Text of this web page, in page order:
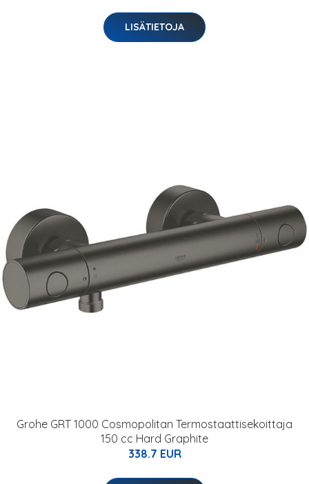
LISÄTIETOJA
Grohe GRT 1000 Cosmopolitan Termostaattisekoittaja
150 cc Hard Graphite
338.7 EUR